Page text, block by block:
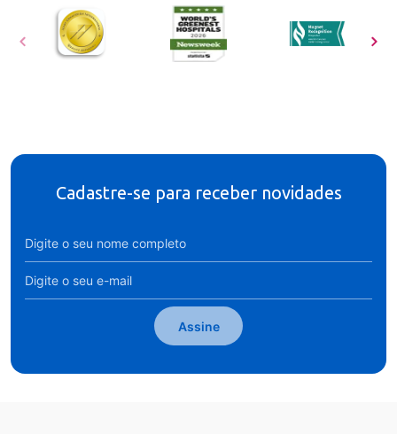
Cadastre-se para receber novidades
Assine